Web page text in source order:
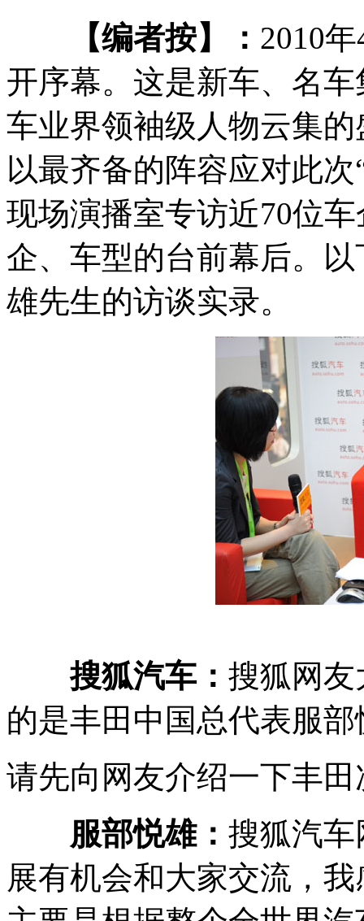
【编者按】： 2010
开序幕。这是新车、名
车业界领袖级人物云集
以最齐备的阵容应对此
现场演播室专访近70位
企、车型的台前幕后。
雄先生的访谈实录。
搜狐汽车： 搜狐网
的是丰田中国总代表服
请先向网友介绍一下丰
服部悦雄： 搜狐汽
展有机会和大家交流，